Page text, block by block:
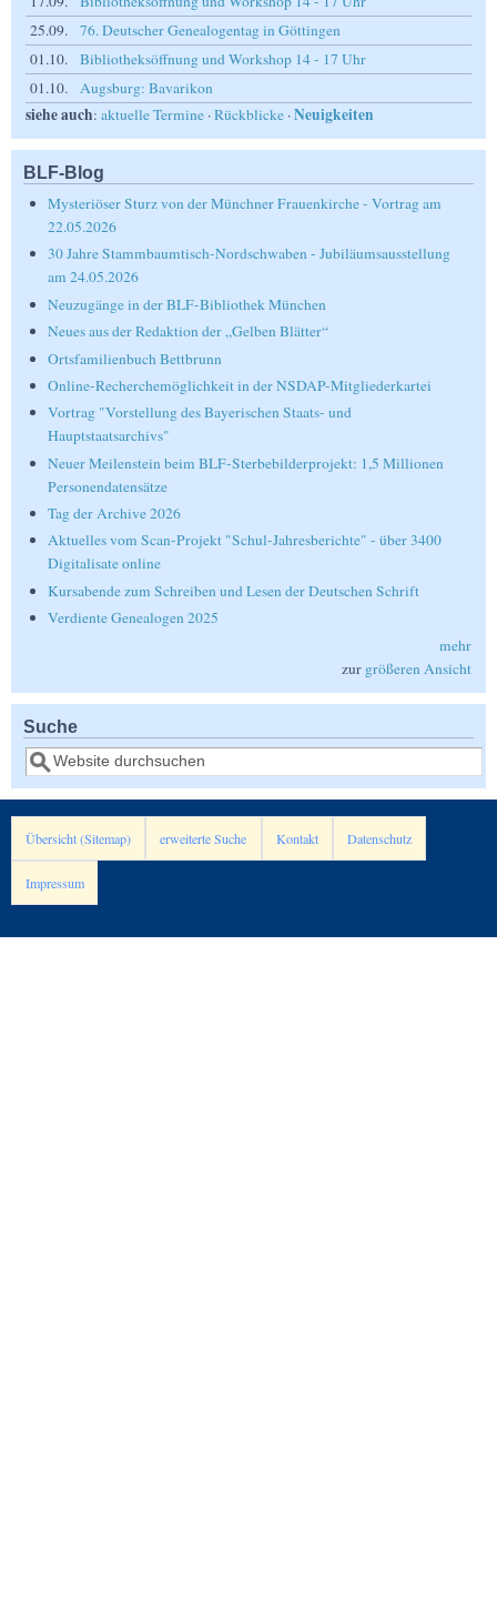
25.09.
76. Deutscher Genealogentag in Göttingen
01.10.
Bibliotheksöffnung und Workshop 14 - 17 Uhr
01.10.
Augsburg: Bavarikon
siehe auch: aktuelle Termine ·Rückblicke ·Neuigkeiten
BLF-Blog
Mysteriöser Sturz von der Münchner Frauenkirche - Vortrag am
22.05.2026
30 Jahre Stammbaumtisch-Nordschwaben - Jubiläumsausstellung
am 24.05.2026
Neuzugänge in der BLF-Bibliothek München
Neues aus der Redaktion der „Gelben Blätter“
Ortsfamilienbuch Bettbrunn
Online-Recherchemöglichkeit in der NSDAP-Mitgliederkartei
Vortrag "Vorstellung des Bayerischen Staats- und
Hauptstaatsarchivs"
Neuer Meilenstein beim BLF-Sterbebilderprojekt: 1,5 Millionen
Personendatensätze
Tag der Archive 2026
Aktuelles vom Scan-Projekt "Schul-Jahresberichte" - über 3400
Digitalisate online
Kursabende zum Schreiben und Lesen der Deutschen Schrift
Verdiente Genealogen 2025
mehr
zur größeren Ansicht
Suche
Suche
Übersicht (Sitemap) erweiterte Suche Kontakt Datenschutz
Impressum